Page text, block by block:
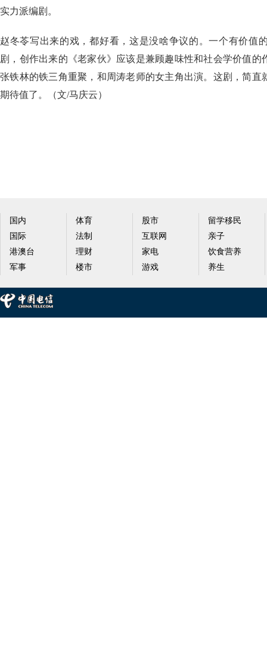
实力派编剧。
赵冬苓写出来的戏，都好看，这是没啥争议的。一个有价值
剧，创作出来的《老家伙》应该是兼顾趣味性和社会学价值的
张铁林的铁三角重聚，和周涛老师的女主角出演。这剧，简直
期待值了。（文/马庆云）
国内
国际
港澳台
军事
体育
法制
理财
楼市
股市
互联网
家电
游戏
留学移民
亲子
饮食营养
养生